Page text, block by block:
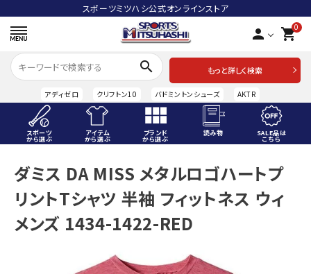
スポーツミツハシ公式オンラインストア
person 0
shopping_cart
search
もっと詳しく検索
アディゼロ クリフトン10 バドミントンシューズ AKTR
スポーツ
から選ぶ
アイテム
から選ぶ
ブランド
から選ぶ
読み物 SALE品は
こちら
ACCOUNT MENU
ようこそ ゲスト 様
meeting_room ログイン person 会員登録
ダミス DA MISS メタルロゴハートプ
リントTシャツ 半袖 フィットネス ウィ
メンズ 1434-1422-RED